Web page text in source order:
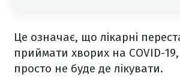
Це означає, що лікарні
приймати хворих на COVID-
просто не буде де лікувати.